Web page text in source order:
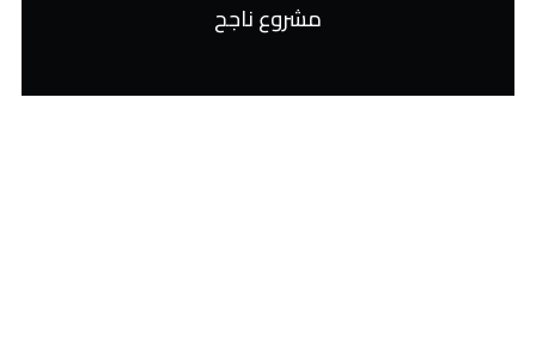
مشروع ناجح